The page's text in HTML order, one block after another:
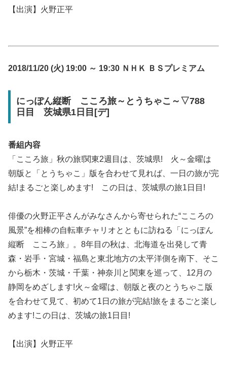
【出演】火野正平
2018/11/20 (火) 19:00 ～ 19:30 ＮＨＫ ＢＳプレミアム
にっぽん縦断 こころ旅～とうちゃこ～▽788
日目 茨城県1日目[デ]
番組内容
「こころ旅」秋の旅!関東2週目は、茨城県! 火～金曜は
朝版と「とうちゃこ」版を合わせて見れば、一日の旅が完
結!まるごと楽しめます! この日は、茨城県の旅1日目!
俳優の火野正平さんがみなさんから寄せられた“こころの
風景”を相棒の自転車チャリオとともに訪ねる「にっぽん
縦断 こころ旅」。8年目の秋は、北海道を出発して青
森・岩手・宮城・福島と東北地方の太平洋側を南下、そこ
から栃木・茨城・千葉・神奈川と関東を巡って、12月の
静岡をめざします!火～金曜は、朝版と夜のとうちゃこ版
を合わせて見て、初めて1日の旅が完結!旅をまるごと楽し
めます!この日は、茨城の旅1日目!
【出演】火野正平